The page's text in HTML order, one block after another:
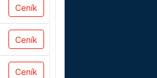
Ceník
Ceník
Ceník